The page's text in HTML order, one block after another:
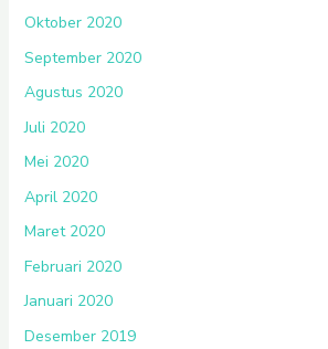
Oktober 2020
September 2020
Agustus 2020
Juli 2020
Mei 2020
April 2020
Maret 2020
Februari 2020
Januari 2020
Desember 2019